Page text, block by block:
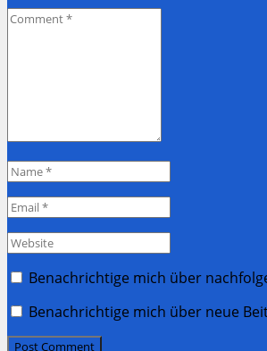
Comment
Name
Email
Website
Benachrichtige mich über
Benachrichtige mich über neue